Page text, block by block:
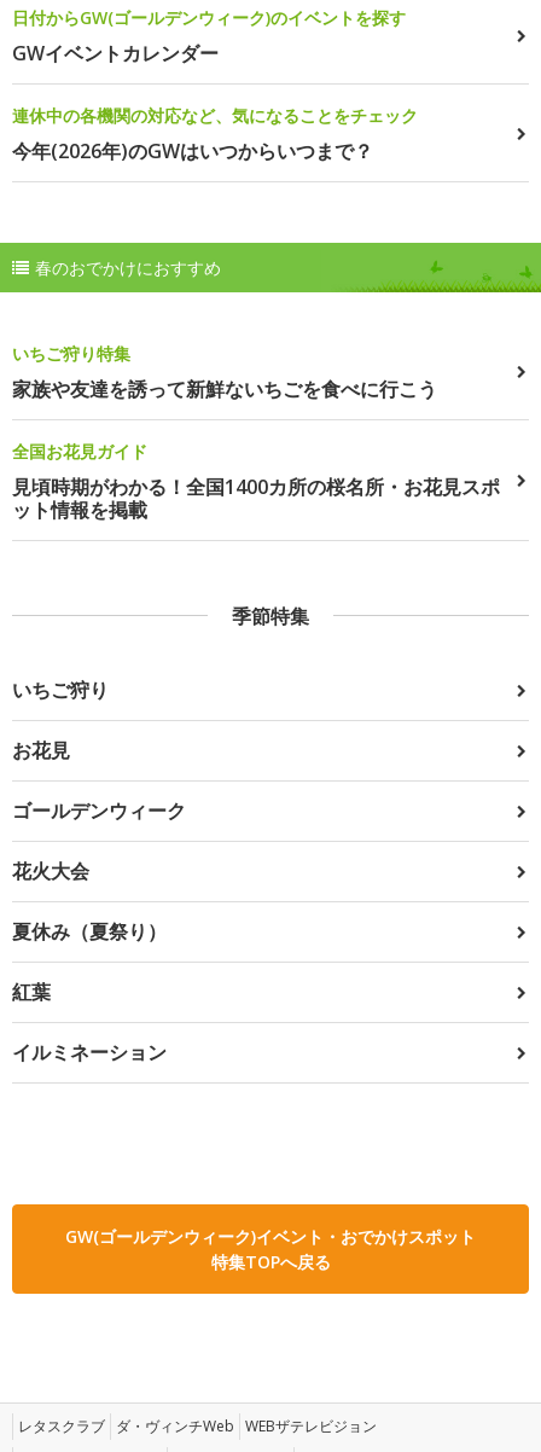
日付からGW(ゴールデンウィーク)のイベントを探す
GWイベントカレンダー
連休中の各機関の対応など、気になることをチェック
今年(2026年)のGWはいつからいつまで？
春のおでかけにおすすめ
いちご狩り特集
家族や友達を誘って新鮮ないちごを食べに行こう
全国お花見ガイド
見頃時期がわかる！全国1400カ所の桜名所・お花見スポ
ット情報を掲載
季節特集
いちご狩り
お花見
ゴールデンウィーク
花火大会
夏休み（夏祭り）
紅葉
イルミネーション
GW(ゴールデンウィーク)イベント・おでかけスポット
特集TOPへ戻る
レタスクラブ ダ・ヴィンチWeb WEBザテレビジョン